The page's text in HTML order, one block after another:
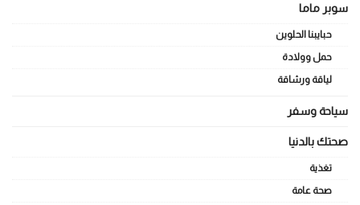
سوبر ماما
حبايبنا الحلوين
حمل وولادة
لياقة ورشاقة
سياحة وسفر
صحتك بالدنيا
تغذية
صحة عامة